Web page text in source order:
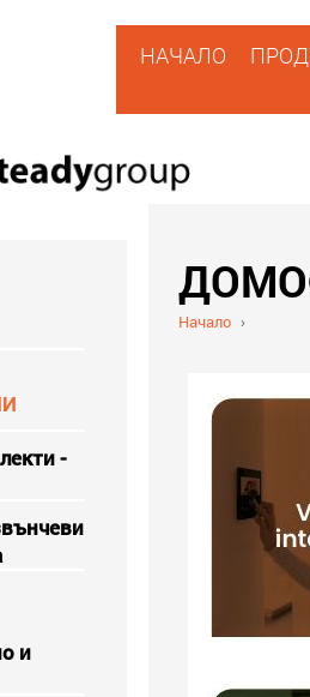
НАЧАЛО
-
и
Начало ›